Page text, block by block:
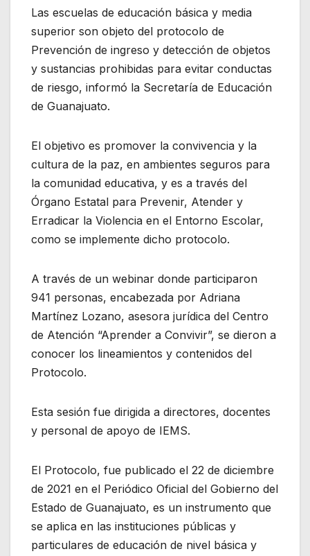
Las escuelas de educación básica y media
superior son objeto del protocolo de
Prevención de ingreso y detección de objetos
y sustancias prohibidas para evitar conductas
de riesgo, informó la Secretaría de Educación
de Guanajuato.
El objetivo es promover la convivencia y la
cultura de la paz, en ambientes seguros para
la comunidad educativa, y es a través del
Órgano Estatal para Prevenir, Atender y
Erradicar la Violencia en el Entorno Escolar,
como se implemente dicho protocolo.
A través de un webinar donde participaron
941 personas, encabezada por Adriana
Martínez Lozano, asesora jurídica del Centro
de Atención “Aprender a Convivir”, se dieron a
conocer los lineamientos y contenidos del
Protocolo.
Esta sesión fue dirigida a directores, docentes
y personal de apoyo de IEMS.
El Protocolo, fue publicado el 22 de diciembre
de 2021 en el Periódico Oficial del Gobierno del
Estado de Guanajuato, es un instrumento que
se aplica en las instituciones públicas y
particulares de educación de nivel básica y